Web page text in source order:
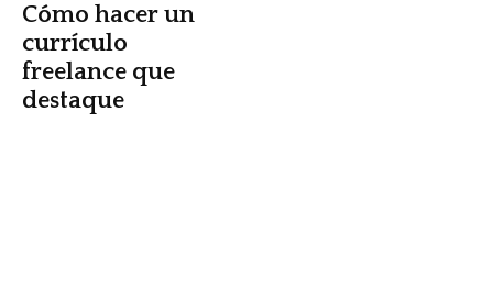
Cómo hacer un
currículo
freelance que
destaque